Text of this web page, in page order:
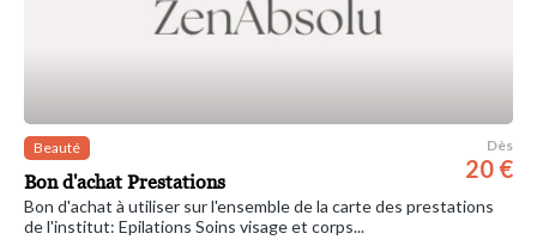
Beauté
Bon d'achat Prestations
Dès
20 €
Bon d'achat à utiliser sur l'ensemble de la carte des prestations
de l'institut: Epilations Soins visage et corps...